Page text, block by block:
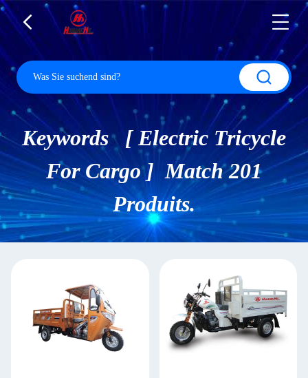
Keywords [ Electric Tricycle
For Cargo ] Match 201
Produits.